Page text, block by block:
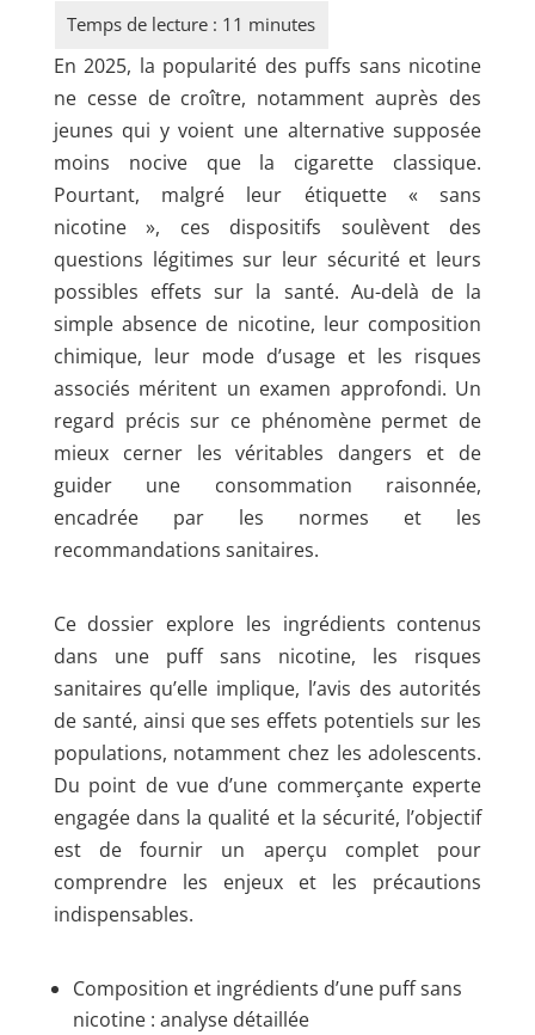
En 2025, la popularité des puffs sans nicotine
ne cesse de croître, notamment auprès des
jeunes qui y voient une alternative supposée
moins nocive que la cigarette classique.
Pourtant, malgré leur étiquette « sans
nicotine », ces dispositifs soulèvent des
questions légitimes sur leur sécurité et leurs
possibles effets sur la santé. Au-delà de la
simple absence de nicotine, leur composition
chimique, leur mode d’usage et les risques
associés méritent un examen approfondi. Un
regard précis sur ce phénomène permet de
mieux cerner les véritables dangers et de
guider une consommation raisonnée,
encadrée par les normes et les
recommandations sanitaires.
Ce dossier explore les ingrédients contenus
dans une puff sans nicotine, les risques
sanitaires qu’elle implique, l’avis des autorités
de santé, ainsi que ses effets potentiels sur les
populations, notamment chez les adolescents.
Du point de vue d’une commerçante experte
engagée dans la qualité et la sécurité, l’objectif
est de fournir un aperçu complet pour
comprendre les enjeux et les précautions
indispensables.
Composition et ingrédients d’une puff sans
nicotine : analyse détaillée